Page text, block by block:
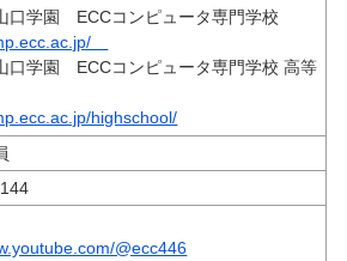
口学園 ECCコンピュータ専門学校
口学園 ECCコンピュータ専門学校 高等
highschool/
@ecc446